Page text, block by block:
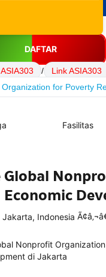
DAFTAR
/
Link ASIA303
for Poverty
Fasilitas
Global
Indonesia